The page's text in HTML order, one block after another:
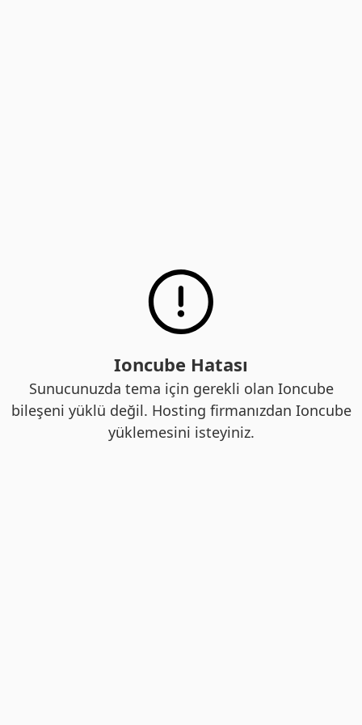
Ioncube Hatası
Sunucunuzda tema için gerekli olan Ioncube
bileşeni yüklü değil. Hosting firmanızdan Ioncube
yüklemesini isteyiniz.